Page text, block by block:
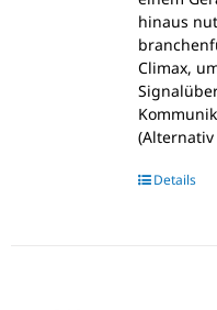
hinaus
Climax,
Details